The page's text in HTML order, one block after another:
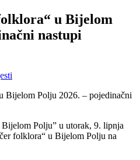
u Bijelom
nastupi
Polju” u utorak, 9. lipnja
folklora“ u Bijelom Polju na